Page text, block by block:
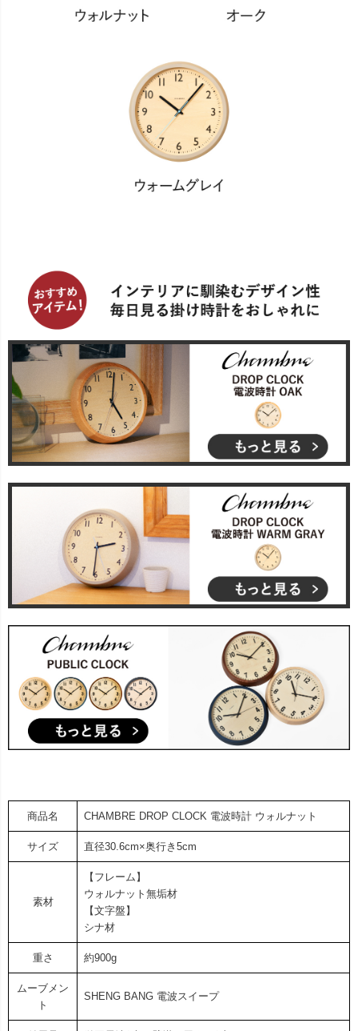
商品名 CHAMBRE DROP CLOCK 電波時計 ウォルナット
サイズ 直径30.6cm×奥行き5cm
素材
【フレーム】
ウォルナット無垢材
【文字盤】
シナ材
重さ 約900g
ムーブメン
ト
SHENG BANG 電波スイープ